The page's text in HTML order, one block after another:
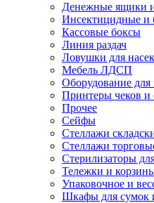
Денежные ящики и
Инсектицидные и
Кассовые боксы
Линия раздач
Ловушки для
Мебель ЛДСП
Оборудование для
Принтеры чеков и
Прочее
Сейфы
Стеллажи
Стеллажи
Стерилизаторы
Тележки и
Упаковочное и
Шкафы для сумок